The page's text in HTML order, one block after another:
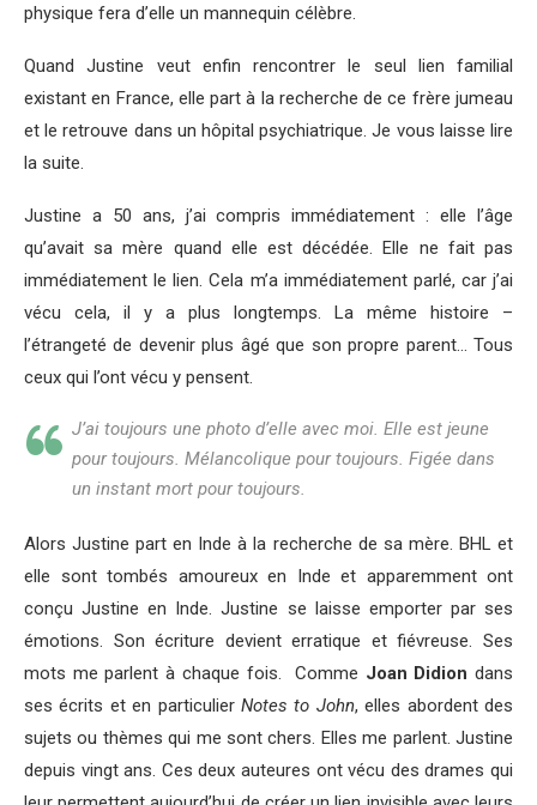
physique fera d’elle un mannequin célèbre.
Quand Justine veut enfin rencontrer le seul lien familial
existant en France, elle part à la recherche de ce frère jumeau
et le retrouve dans un hôpital psychiatrique. Je vous laisse lire
la suite.
Justine a 50 ans, j’ai compris immédiatement : elle l’âge
qu’avait sa mère quand elle est décédée. Elle ne fait pas
immédiatement le lien. Cela m’a immédiatement parlé, car j’ai
vécu cela, il y a plus longtemps. La même histoire –
l’étrangeté de devenir plus âgé que son propre parent… Tous
ceux qui l’ont vécu y pensent.
J’ai toujours une photo d’elle avec moi. Elle est jeune
pour toujours. Mélancolique pour toujours. Figée dans
un instant mort pour toujours.
Alors Justine part en Inde à la recherche de sa mère. BHL et
elle sont tombés amoureux en Inde et apparemment ont
conçu Justine en Inde. Justine se laisse emporter par ses
émotions. Son écriture devient erratique et fiévreuse. Ses
mots me parlent à chaque fois. Comme Joan Didion dans
ses écrits et en particulier Notes to John, elles abordent des
sujets ou thèmes qui me sont chers. Elles me parlent. Justine
depuis vingt ans. Ces deux auteures ont vécu des drames qui